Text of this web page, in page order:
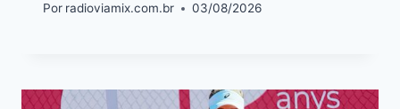
Por radioviamix.com.br 03/08/2026